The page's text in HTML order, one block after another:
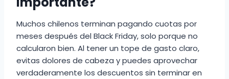
Muchos chilenos terminan pagando cuotas por
meses después del Black Friday, solo porque no
calcularon bien. Al tener un tope de gasto claro,
evitas dolores de cabeza y puedes aprovechar
verdaderamente los descuentos sin terminar en